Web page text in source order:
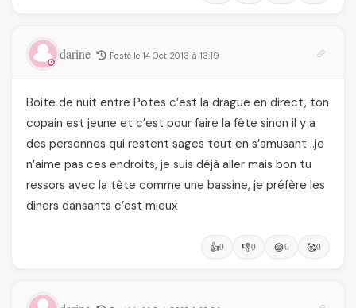
darine Posté le 14 Oct 2013 à 13:19
Boite de nuit entre Potes c’est la drague en direct, ton
copain est jeune et c’est pour faire la fête sinon il y a
des personnes qui restent sages tout en s’amusant ..je
n’aime pas ces endroits, je suis déjà aller mais bon tu
ressors avec la tête comme une bassine, je préfère les
diners dansants c’est mieux
👍0 👎0 😂0 🥰0